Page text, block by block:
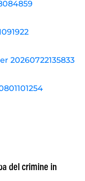
del crimine in